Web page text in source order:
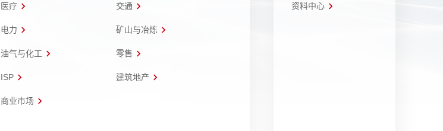
医疗 交通
电力 矿山与冶炼
油气与化工 零售
ISP 建筑地产
商业市场
资料中心